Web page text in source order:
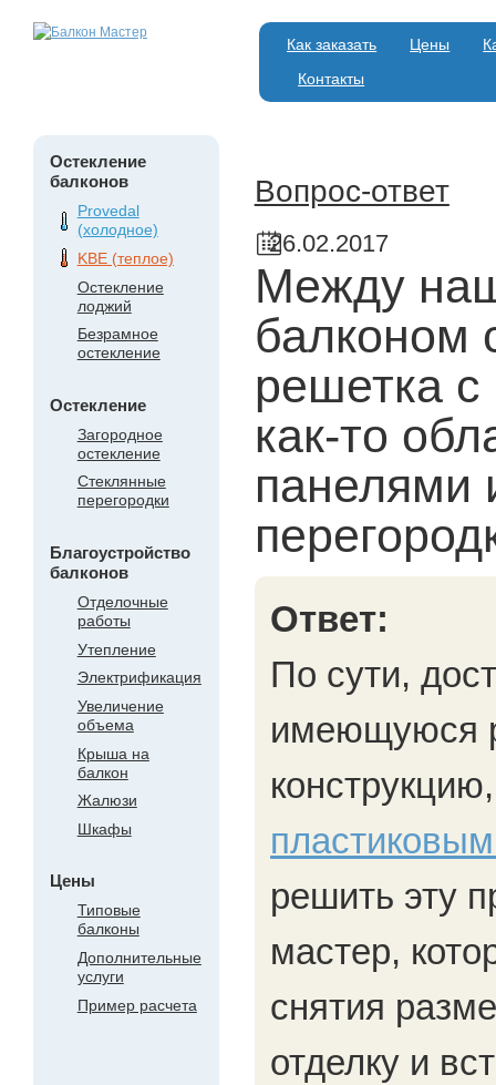
Как заказать Цены
Контакты
Остекление
балконов
Provedal
(холодное)
KBE (теплое)
Остекление
лоджий
Безрамное
остекление
Остекление
Загородное
остекление
Стеклянные
перегородки
Благоустройство
балконов
Отделочные
работы
Утепление
Электрификация
Увеличение
объема
Крыша на
балкон
Жалюзи
Шкафы
Цены
Типовые
балконы
Дополнительные
услуги
Пример расчета
Вопрос-ответ
26.02.2017
Между
балконом
решетка
как-то
панелями
Ответ:
По сути,
имеющуюся
решить эту
мастер,
снятия
отделку и